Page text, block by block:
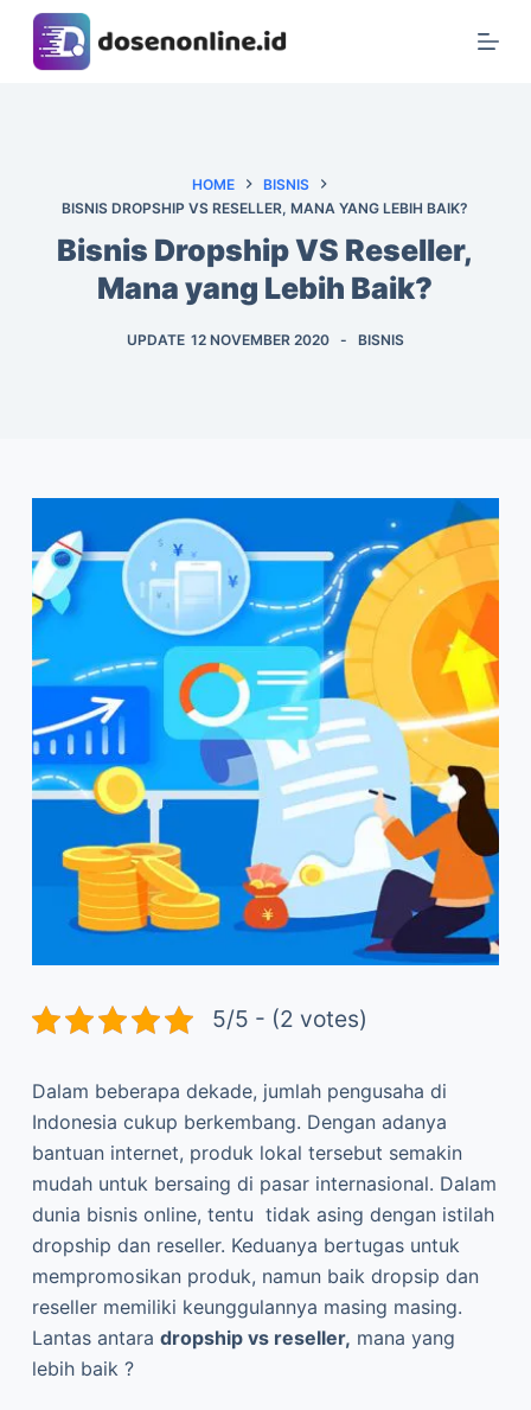
S
k
HOME
BISNIS
BISNIS DROPSHIP VS RESELLER, MANA YANG LEBIH BAIK?
Bisnis Dropship VS Reseller,
Mana yang Lebih Baik?
UPDATE 12 NOVEMBER 2020 BISNIS
5/5 - (2 votes)
Dalam beberapa dekade, jumlah pengusaha di
Indonesia cukup berkembang. Dengan adanya
bantuan internet, produk lokal tersebut semakin
mudah untuk bersaing di pasar internasional. Dalam
dunia bisnis online, tentu tidak asing dengan istilah
dropship dan reseller. Keduanya bertugas untuk
mempromosikan produk, namun baik dropsip dan
reseller memiliki keunggulannya masing masing.
Lantas antara dropship vs reseller, mana yang
lebih baik ?